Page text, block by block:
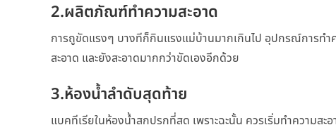
2.ผลิตภัณฑ์ทำความสะอาด
การถูขัดแรงๆ บางทีก็กินแรงแม่บ้านมากเกินไป อุปกรณ์การทำ
สะอาด และยังสะอาดมากกว่าขัดเองอีกด้วย
3.ห้องน้ำลำดับสุดท้าย
แบคทีเรียในห้องน้ำสกปรกที่สุด เพราะฉะนั้น ควรเริ่มทำความ